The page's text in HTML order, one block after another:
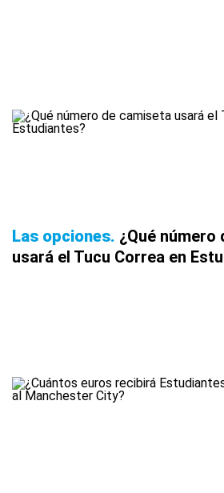
Las opciones ¿Qué
usará el Tucu Correa en